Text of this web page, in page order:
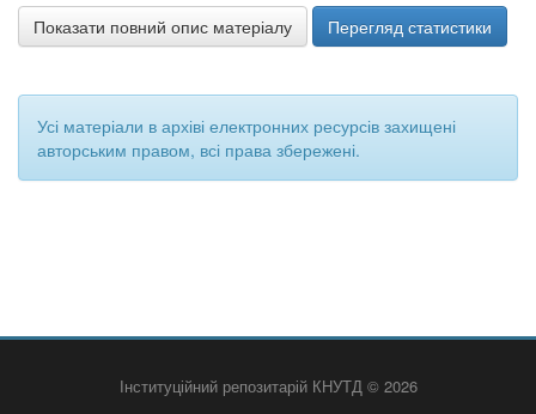
Показати повний опис матеріалу Перегляд статистики
Усі матеріали в архіві електронних ресурсів захищені
авторським правом, всі права збережені.
Інституційний репозитарій КНУТД © 2026